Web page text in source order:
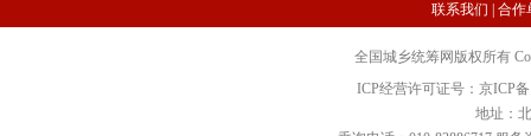
联系我们 合作
全国城乡统筹网版权所有
ICP经营许可证号：京ICP备
地址：